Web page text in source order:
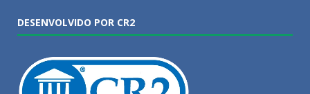
DESENVOLVIDO POR CR2